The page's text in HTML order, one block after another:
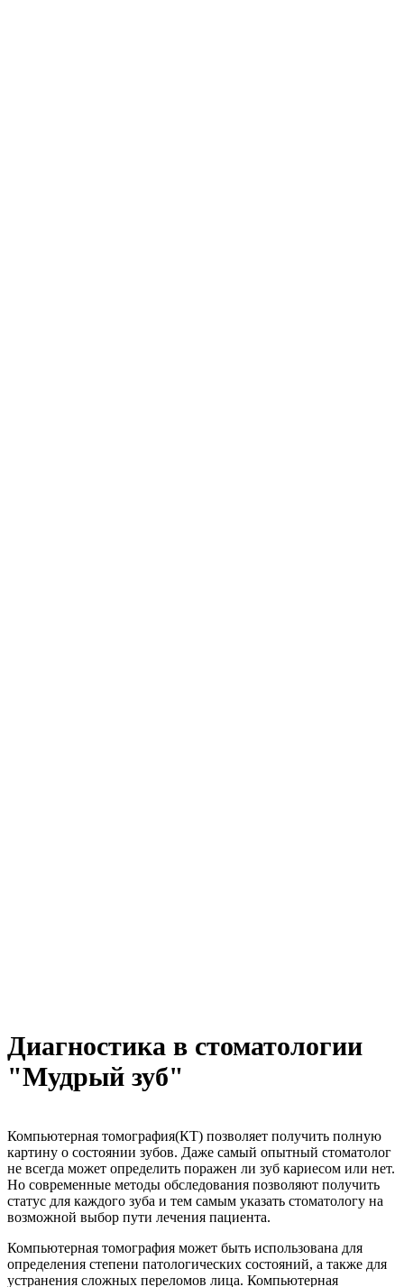
Диагностика в стоматологии
"Мудрый зуб"
Компьютерная томография(КТ) позволяет получить полную
картину о состоянии зубов. Даже самый опытный стоматолог
не всегда может определить поражен ли зуб кариесом или нет.
Но современные методы обследования позволяют получить
статус для каждого зуба и тем самым указать стоматологу на
возможной выбор пути лечения пациента.
Компьютерная томография может быть использована для
определения степени патологических состояний, а также для
устранения сложных переломов лица. Компьютерная